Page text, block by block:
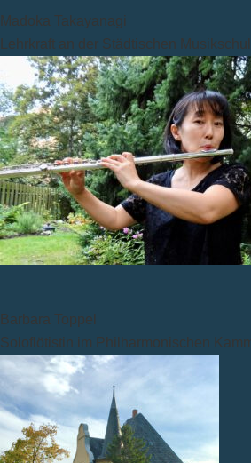
Madoka Takayanagi
Lehrkraft an der Städtischen
Barbara Toppel
Soloflötistin im Philharmonischen